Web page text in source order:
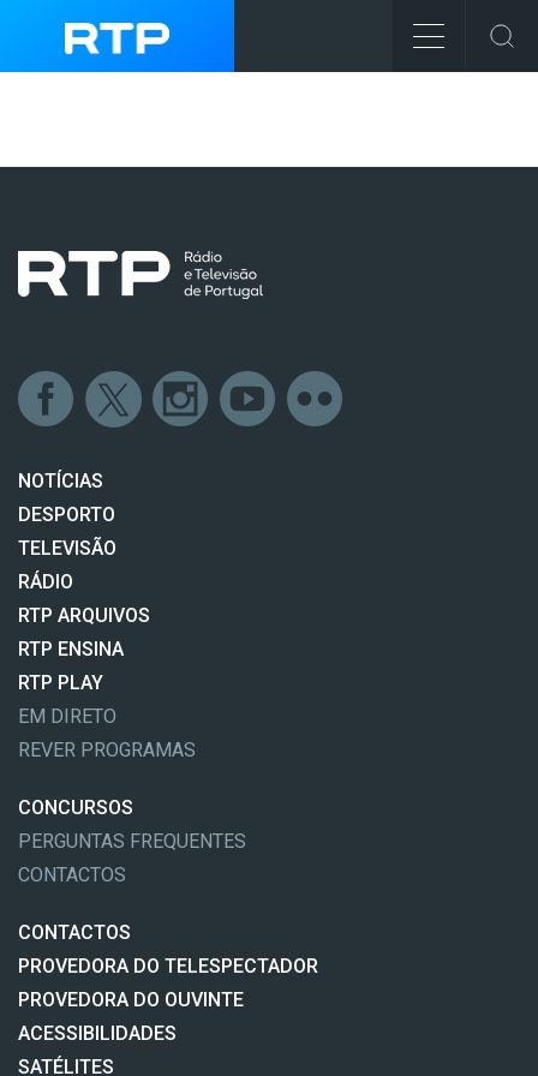
NOTÍCIAS
DESPORTO
TELEVISÃO
RÁDIO
RTP ARQUIVOS
RTP ENSINA
RTP PLAY
EM DIRETO
REVER PROGRAMAS
CONCURSOS
PERGUNTAS FREQUENTES
CONTACTOS
CONTACTOS
PROVEDORA DO TELESPECTADOR
PROVEDORA DO OUVINTE
ACESSIBILIDADES
SATÉLITES